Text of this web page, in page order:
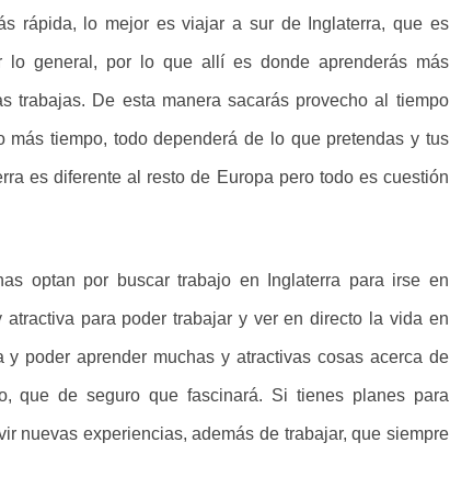
rápida, lo mejor es viajar a sur de Inglaterra, que es
lo general, por lo que allí es donde aprenderás más
trabajas. De esta manera sacarás provecho al tiempo
tiempo, todo dependerá de lo que pretendas y tus
es diferente al resto de Europa pero todo es cuestión
optan por buscar trabajo en Inglaterra para irse en
para poder trabajar y ver en directo la vida en
y poder aprender muchas y atractivas cosas acerca de
que de seguro que fascinará. Si tienes planes para
nuevas experiencias, además de trabajar, que siempre